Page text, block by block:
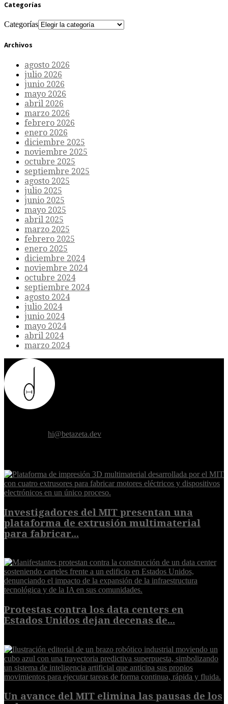
Categorías
Categorías
Archivos
agosto 2026
julio 2026
junio 2026
mayo 2026
abril 2026
marzo 2026
febrero 2026
enero 2026
diciembre 2025
noviembre 2025
octubre 2025
septiembre 2025
agosto 2025
julio 2025
junio 2025
mayo 2025
abril 2025
marzo 2025
febrero 2025
enero 2025
diciembre 2024
noviembre 2024
octubre 2024
septiembre 2024
agosto 2024
julio 2024
junio 2024
mayo 2024
abril 2024
marzo 2024
hi@betazeta.dev
Investigadores del MIT presentan una
plataforma de extrusión multimaterial
para fabricar...
Protestas contra los data centers en
Estados Unidos dejan decenas de...
Un avance del MIT elimina las pausas de los